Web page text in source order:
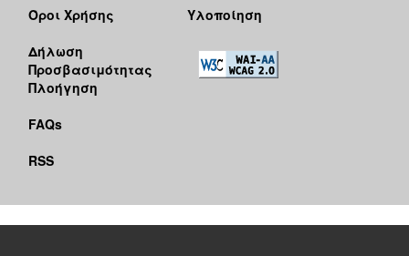
Όροι Χρήσης
Δήλωση
Προσβασιμότητας
Πλοήγηση
FAQs
RSS
Υλοποίηση